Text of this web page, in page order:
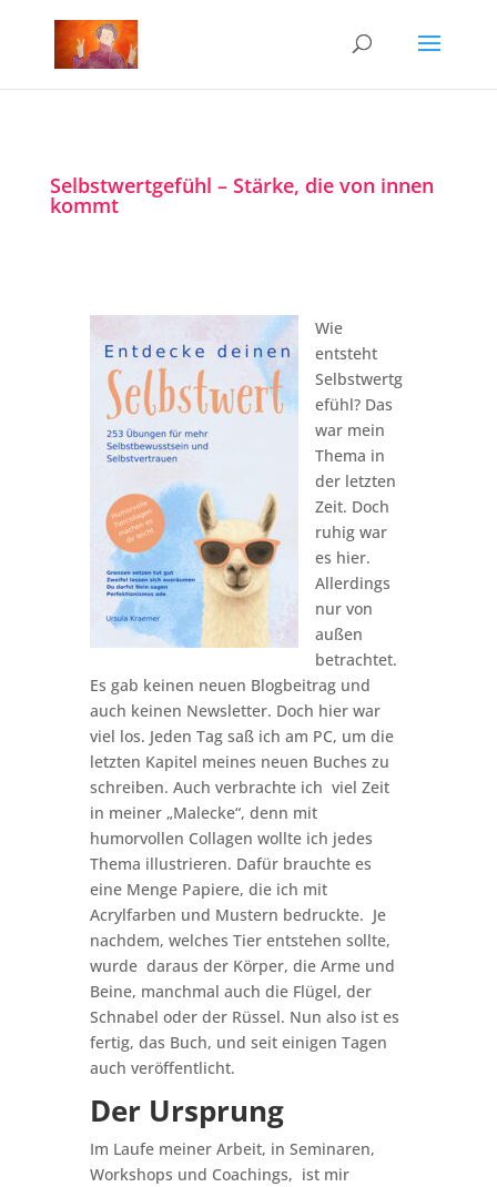
Selbstwertgefühl – Stärke, die von innen
kommt
Wie
entsteht
Selbstwertg
efühl? Das
war mein
Thema in
der letzten
Zeit. Doch
ruhig war
es hier.
Allerdings
nur von
außen
betrachtet.
Es gab keinen neuen Blogbeitrag und
auch keinen Newsletter. Doch hier war
viel los. Jeden Tag saß ich am PC, um die
letzten Kapitel meines neuen Buches zu
schreiben. Auch verbrachte ich viel Zeit
in meiner „Malecke“, denn mit
humorvollen Collagen wollte ich jedes
Thema illustrieren. Dafür brauchte es
eine Menge Papiere, die ich mit
Acrylfarben und Mustern bedruckte. Je
nachdem, welches Tier entstehen sollte,
wurde daraus der Körper, die Arme und
Beine, manchmal auch die Flügel, der
Schnabel oder der Rüssel. Nun also ist es
fertig, das Buch, und seit einigen Tagen
auch veröffentlicht.
Der Ursprung
Im Laufe meiner Arbeit, in Seminaren,
Workshops und Coachings, ist mir